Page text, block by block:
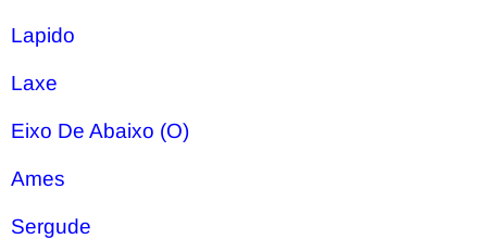
Lapido
Laxe
Eixo De Abaixo (O)
Ames
Sergude